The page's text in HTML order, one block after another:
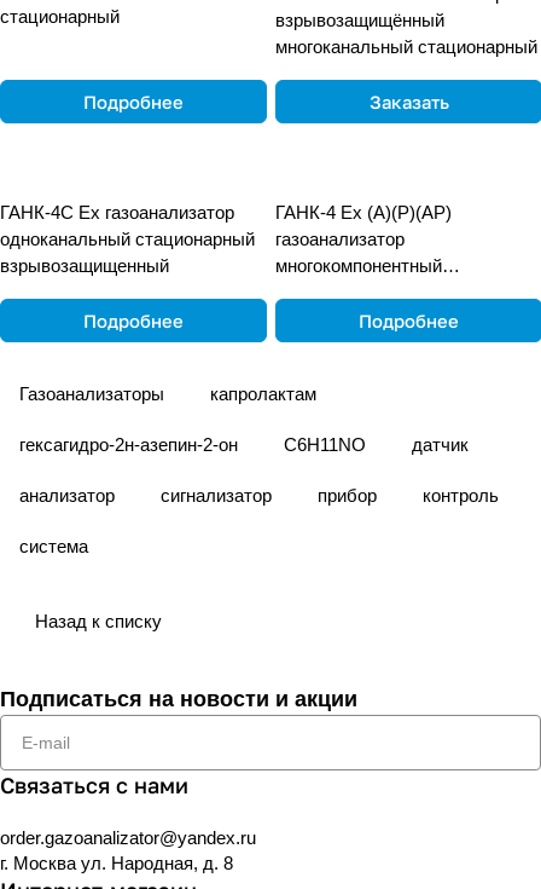
стационарный
Подробнее
взрывозащищённый
многоканальный стационарный
Заказать
ГАНК-4С Ех газоанализатор
одноканальный стационарный
взрывозащищенный
Подробнее
ГАНК-4 Ех (А)(Р)(АР)
газоанализатор
многокомпонентный
переноснойПодробнее
Газоанализаторы капролактам
гексагидро-2н-азепин-2-он С6Н11NО датчик
анализатор сигнализатор прибор контроль
система
Назад к списку
Подписаться на новости и акции
Связаться с нами
order.gazoanalizator@yandex.ru
г. Москва ул. Народная, д. 8